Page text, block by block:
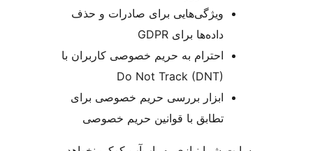
ویژگی‌هایی برای صادرات و حذف
احترام به حریم خصوصی کاربران با
Do Not Track (DNT)
ابزار بررسی حریم خصوصی برای
تطابق با قوانین حریم خصوصی